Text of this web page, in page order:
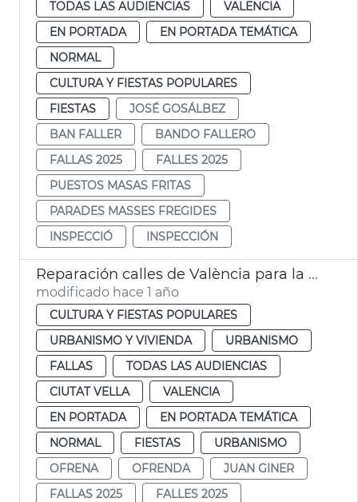
TODAS LAS AUDIENCIAS
VALENCIA
EN PORTADA
EN PORTADA TEMÁTICA
NORMAL
CULTURA Y FIESTAS POPULARES
FIESTAS
JOSÉ GOSÁLBEZ
BAN FALLER
BANDO FALLERO
FALLAS 2025
FALLES 2025
PUESTOS MASAS FRITAS
PARADES MASSES FREGIDES
INSPECCIÓ
INSPECCIÓN
Reparación calles de València para la Ofrenda de Fallas
modificado hace 1 año
CULTURA Y FIESTAS POPULARES
URBANISMO Y VIVIENDA
URBANISMO
FALLAS
TODAS LAS AUDIENCIAS
CIUTAT VELLA
VALENCIA
EN PORTADA
EN PORTADA TEMÁTICA
NORMAL
FIESTAS
URBANISMO
OFRENA
OFRENDA
JUAN GINER
FALLAS 2025
FALLES 2025